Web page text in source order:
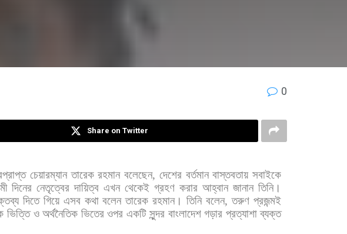
0
Share on Twitter
চেয়ারম্যান তারেক রহমান বলেছেন, দেশের বর্তমান বাস্তবতায় সবাইকে
দিনের নেতৃত্বের দায়িত্ব এখন থেকেই গ্রহণ করার আহ্বান জানান তিনি।
দিতে গিয়ে এসব কথা বলেন তারেক রহমান। তিনি বলেন,তরুণ প্রজন্মই
ভিত্তি ও অর্থনৈতিক ভিতের ওপর একটি সুন্দর বাংলাদেশ গড়ার প্রত্যাশা ব্যক্ত